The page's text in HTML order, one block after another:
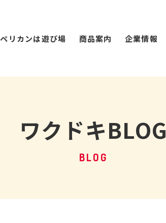
ペリカンは遊び場 商品案内 企業情報
ワクドキBLOG
BLOG